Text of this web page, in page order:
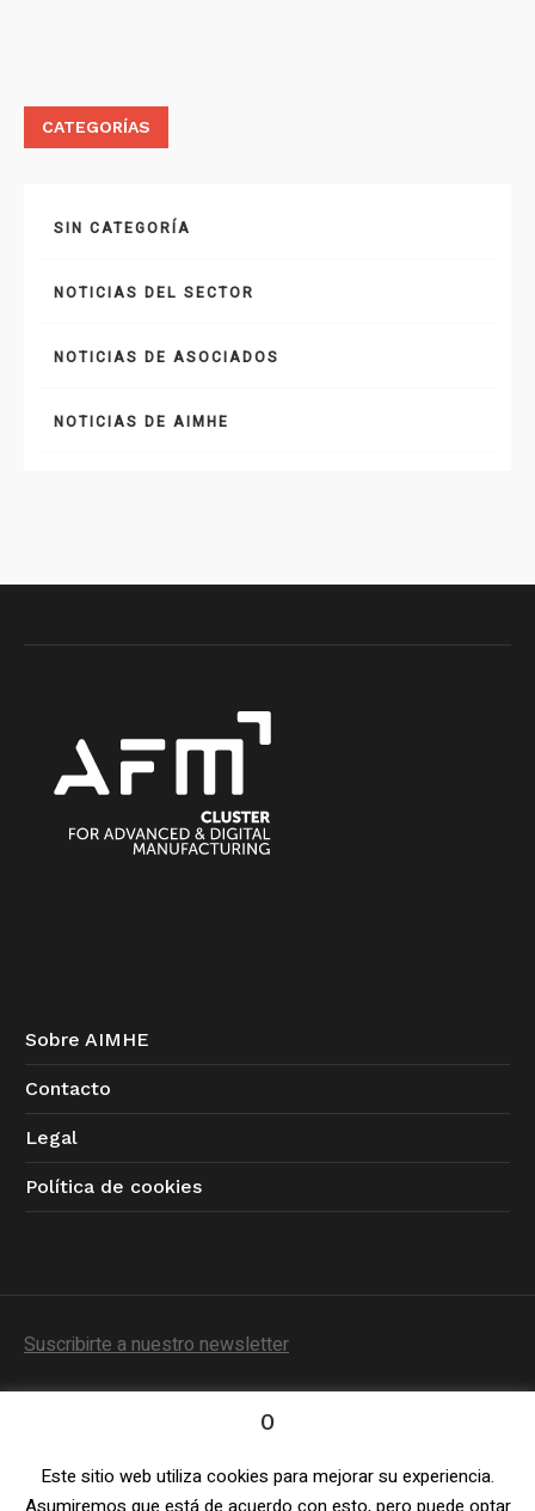
CATEGORÍAS
SIN CATEGORÍA
NOTICIAS DEL SECTOR
NOTICIAS DE ASOCIADOS
NOTICIAS DE AIMHE
Sobre AIMHE
Contacto
Legal
Política de cookies
Suscribirte a nuestro newsletter
Política de Privacidad/ © 2023 AIMHE / Todos los
0
Este sitio web utiliza cookies para mejorar su experiencia.